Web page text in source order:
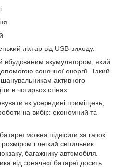
ліхтар від USB-виходу.
вбудованим акумулятором, який
сонячної енергії. Такий
активного
в чотирьох стінах.
як усередині приміщень,
на вибір: економний та
можна підвісити за гачок
і легкий світильник
багажнику автомобіля.
від сонячної батареї досить